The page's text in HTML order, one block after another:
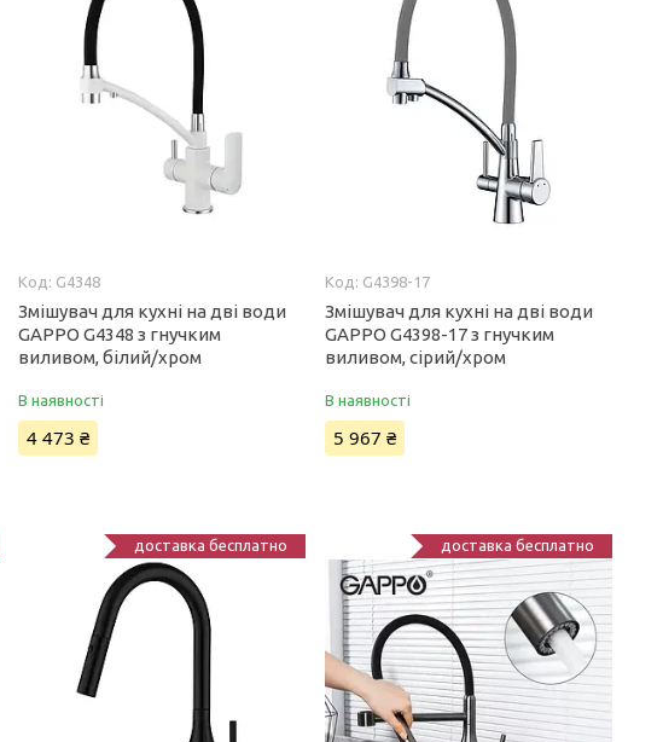
G4348
Змішувач для кухні на дві води
GAPPO G4348 з гнучким
виливом, білий/хром
В наявності
4 473 ₴
G4398-17
Змішувач для кухні на дві води
GAPPO G4398-17 з гнучким
виливом, сірий/хром
В наявності
5 967 ₴
доставка бесплатно доставка бесплатно